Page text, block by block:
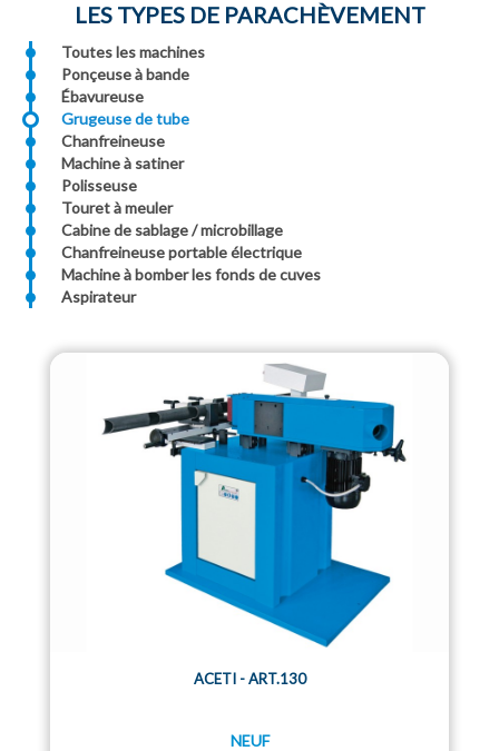
LES TYPES DE PARACHÈVEMENT
Toutes les machines
Ponçeuse à bande
Ébavureuse
Grugeuse de tube
Chanfreineuse
Machine à satiner
Polisseuse
Touret à meuler
Cabine de sablage / microbillage
Chanfreineuse portable électrique
Machine à bomber les fonds de cuves
Aspirateur
ACETI - ART.130
NEUF